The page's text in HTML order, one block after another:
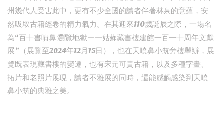
州幾代人受害此中，更有不少全國的讀者伴著林泉的意蘊，安
然吸取古籍經卷的精力氣力。在其迎來110歲誕辰之際，一場名
為“百十書噴鼻 瀏覽地獄——姑蘇藏書樓建館一百一十周年文獻
展”（展覽至2024年12月15日），也在天噴鼻小筑旁樓舉辦，展
覽既表現藏書樓的變遷，也有宋元可貴古籍，以及多種字畫、
拓片和老照片展現，讀者不雅展的同時，還能感觸感染到天噴
鼻小筑的典雅之美。